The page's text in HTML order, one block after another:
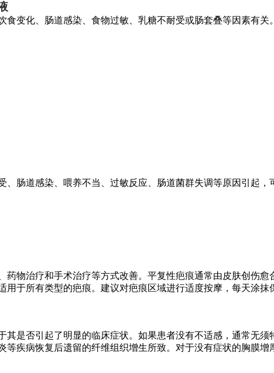
食变化、肠道感染、食物过敏、乳糖不耐受或肠套叠等因素有
、肠道感染、喂养不当、过敏反应、肠道菌群失调等原因引起，
药物治疗和手术治疗等方式改善。平复性疤痕通常由皮肤创伤
用于所有类型的疤痕。建议对疤痕区域进行适度按摩，每天涂
其是否引起了明显的临床症状。如果患者没有不适感，通常无
等疾病恢复后遗留的纤维组织增生所致。对于没有症状的胸膜